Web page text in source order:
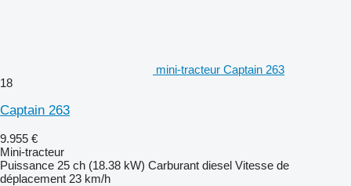
mini-tracteur Captain 263
18
Captain 263
9.955 €
Mini-tracteur
Puissance 25 ch (18.38 kW) Carburant diesel Vitesse de
déplacement 23 km/h